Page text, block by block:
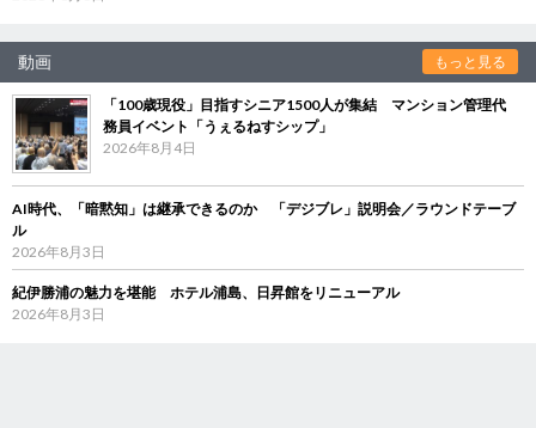
動画 もっと見る
「100歳現役」目指すシニア1500人が集結 マンション管理代
務員イベント「うぇるねすシップ」
2026年8月4日
AI時代、「暗黙知」は継承できるのか 「デジブレ」説明会／ラウンドテーブ
ル
2026年8月3日
紀伊勝浦の魅力を堪能 ホテル浦島、日昇館をリニューアル
2026年8月3日